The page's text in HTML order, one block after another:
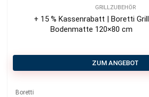
GRILLZUBEHÖR
+ 15 % Kassenrabatt | Boretti Grill
Bodenmatte 120×80 cm
ZUM ANGEBOT
Boretti